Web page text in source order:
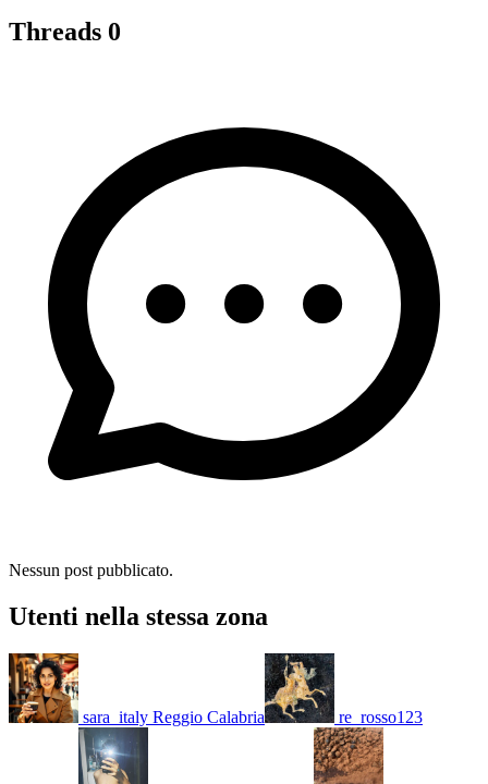
Threads 0
Nessun post pubblicato.
Utenti nella stessa zona
sara_italy Reggio Calabria re_rosso123